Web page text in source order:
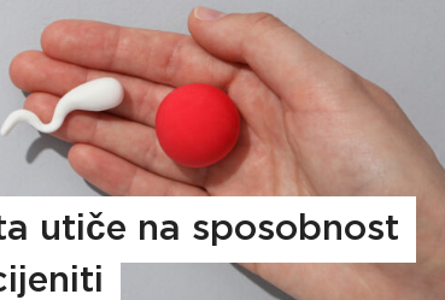
utiče na sposobnost